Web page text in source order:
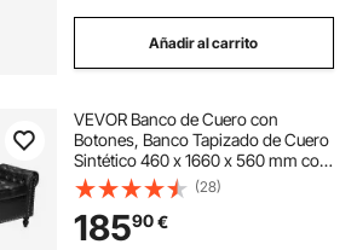
manual
33 x 33 cajon efectivo
Añadir al carrito
VEVOR Banco de Cuero con
Botones, Banco Tapizado de Cuero
Sintético 460 x 1660 x 560 mm con
Almacenaje, Brazos Enrollados y
Patas de Madera Maciza, Cojín de
Espuma, para Sala de Estar, Negro
(28)
18590€